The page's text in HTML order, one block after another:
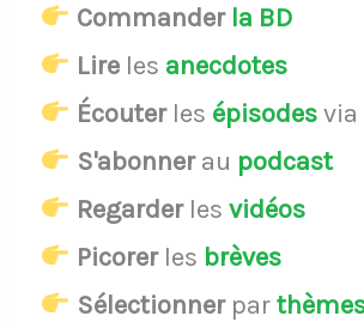
Commander la BD
Lireles anecdotes
Écouterles épisodesvia
S'abonnerau podcast
Regarderles vidéos
Picorerles brèves
Sélectionnerpar